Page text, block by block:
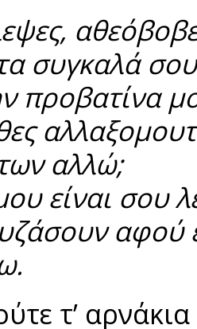
συγκαλά
προβατίνα
αλλώ;
είναι σου
αφού
τ’